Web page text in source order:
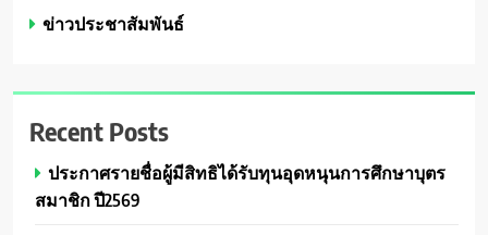
ข่าวประชาสัมพันธ์
Recent Posts
ประกาศรายชื่อผู้มีสิทธิได้รับทุนอุดหนุนการศึกษาบุตร
สมาชิก ปี2569